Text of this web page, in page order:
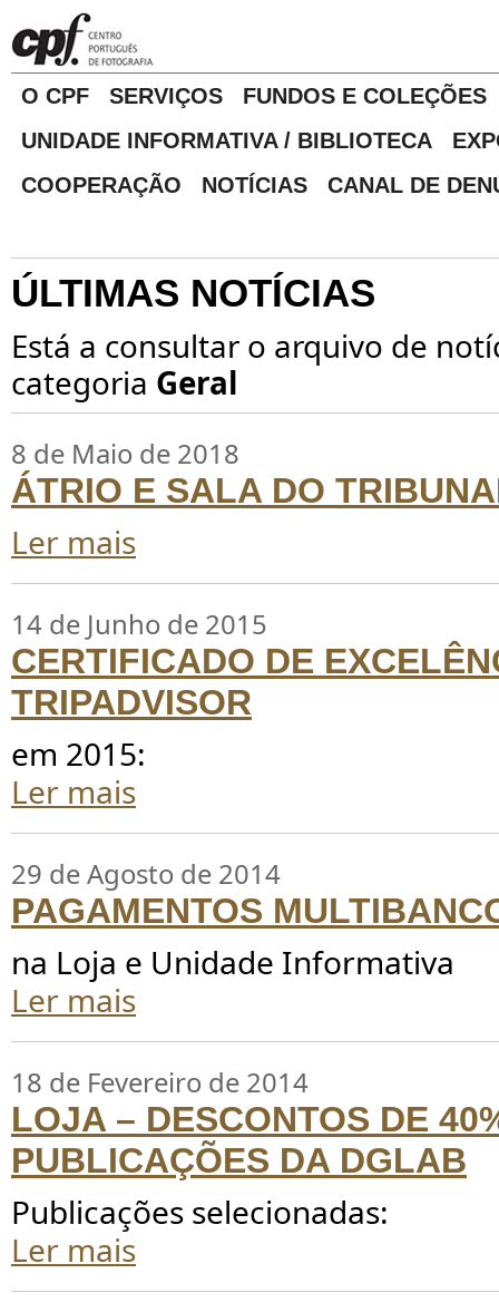
O CPF SERVIÇOS
FUNDOS E COLEÇÕES
UNIDADE INFORMATIVA / BIBLIOTECA
COOPERAÇÃO
NOTÍCIAS CANAL DE
ÚLTIMAS NOTÍCIAS
Está a consultar o arquivo de
categoria Geral
8 de Maio de 2018
ÁTRIO E SALA DO
Ler mais
14 de Junho de 2015
CERTIFICADO DE
TRIPADVISOR
em 2015:
Ler mais
29 de Agosto de 2014
PAGAMENTOS
na Loja e Unidade Informativa
Ler mais
18 de Fevereiro de 2014
LOJA – DESCONTOS DE
PUBLICAÇÕES DA DGLAB
Publicações selecionadas:
Ler mais